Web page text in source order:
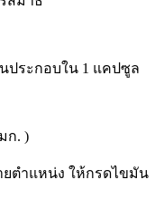
นประกอบใน 1 แคปซูล
ก. )
ตำแหน่ง ให้กรดไขมัน